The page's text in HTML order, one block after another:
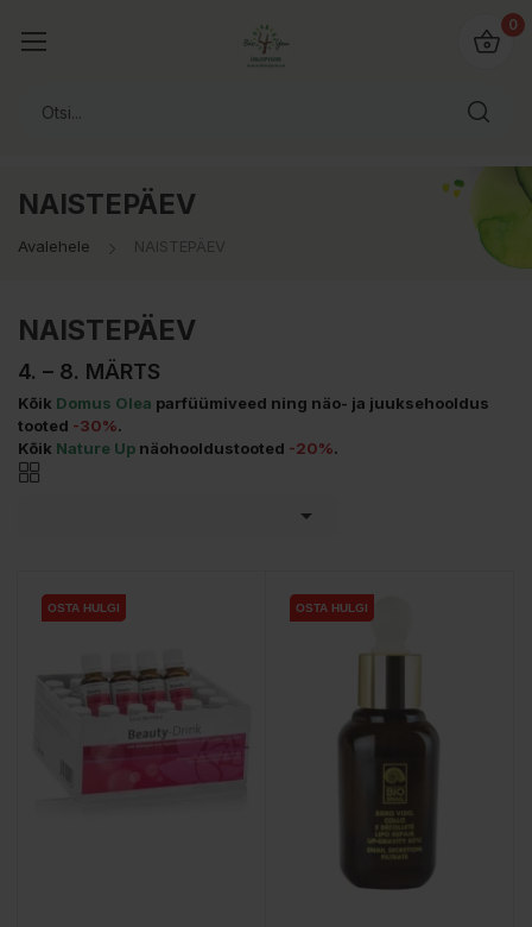
0
NAISTEPÄEV
Avalehele NAISTEPÄEV
NAISTEPÄEV
4. – 8. MÄRTS
Kõik Domus Olea parfüümiveed ning näo- ja juuksehooldus
tooted -30%.
Kõik Nature Up näohooldustooted -20%.

OSTA HULGI
OSTA HULGI OSTA HULGI
OSTA HULGI